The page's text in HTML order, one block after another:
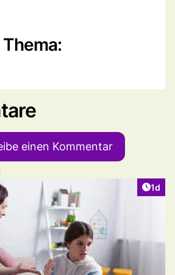
einen Kommentar
1d